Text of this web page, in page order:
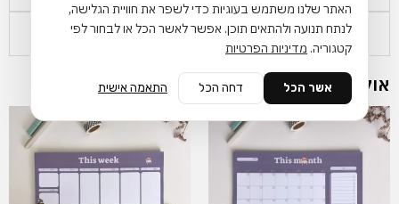
זמן אספקה ומשלוחים
אולי יעניין אותך גם…
המקורי
₪ 69.
הנוכחי
₪ 35.
האתר שלנו משתמש בעוגיות כדי לשפר את חוויית הגלישה,
לנתח תנועה ולהתאים תוכן. אפשר לאשר הכל או לבחור לפי
קטגוריה. מדיניות הפרטיות
אשר הכל דחה הכל התאמה אישית